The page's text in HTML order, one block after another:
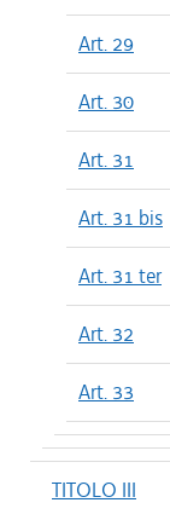
Art. 29
Art. 30
Art. 31
Art. 31 bis
Art. 31 ter
Art. 32
Art. 33
TITOLO III